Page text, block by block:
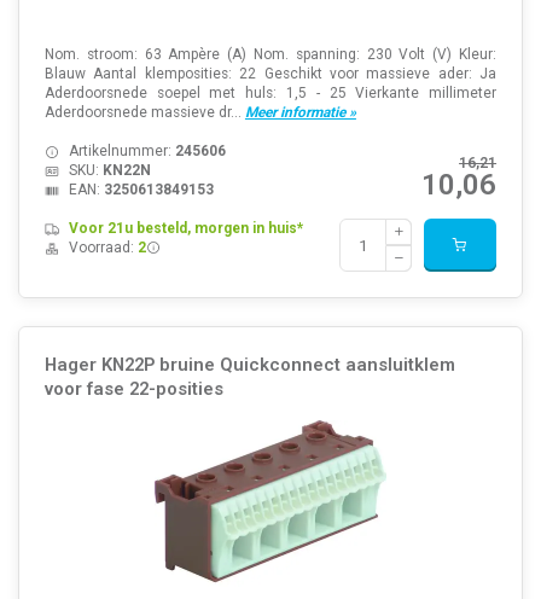
Nom. stroom: 63 Ampère (A) Nom. spanning: 230 Volt (V) Kleur:
Blauw Aantal klemposities: 22 Geschikt voor massieve ader: Ja
Aderdoorsnede soepel met huls: 1,5 - 25 Vierkante millimeter
Aderdoorsnede massieve dr... Meer informatie »
16,21
10,06
Artikelnummer: 245606
SKU: KN22N
EAN: 3250613849153
Voor 21u besteld, morgen in huis*
Voorraad: 2
Hager KN22P bruine Quickconnect aansluitklem
voor fase 22-posities